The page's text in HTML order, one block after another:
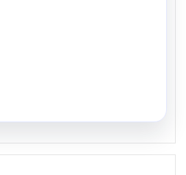
alanlarında Kalite ve